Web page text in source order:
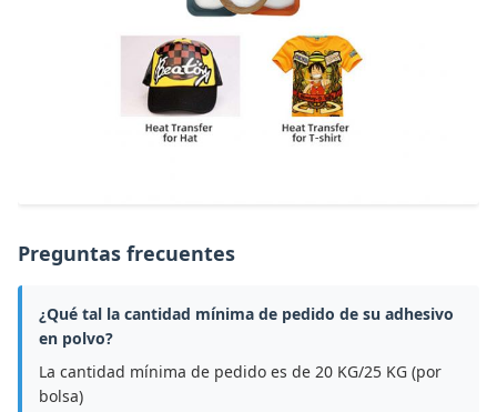
Preguntas frecuentes
¿Qué tal la cantidad mínima de pedido de su adhesivo
en polvo?
La cantidad mínima de pedido es de 20 KG/25 KG (por
bolsa)